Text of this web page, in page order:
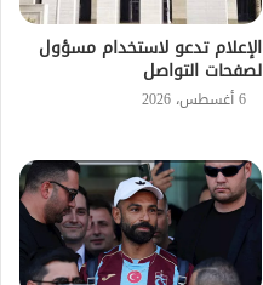
الإعلام تدعو لاستخدام مسؤول
لصفحات التواصل
6 أغسطس، 2026